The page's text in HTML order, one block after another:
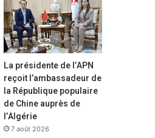
La présidente de l’APN
reçoit l’ambassadeur de
la République populaire
de Chine auprès de
l’Algérie
7 août 2026